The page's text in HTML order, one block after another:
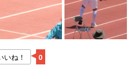
いね！ 0